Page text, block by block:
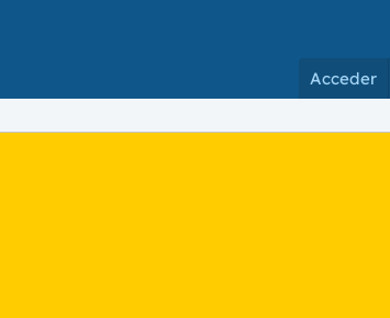
Acceder